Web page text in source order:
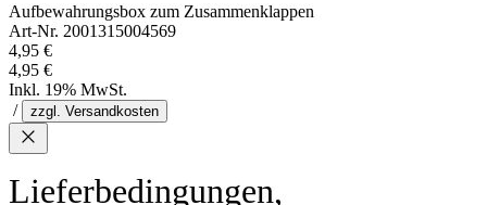
Aufbewahrungsbox zum Zusammenklappen
Art-Nr. 2001315004569
4,95 €
4,95 €
Inkl. 19% MwSt.
/
zzgl. Versandkosten
Lieferbedingungen,